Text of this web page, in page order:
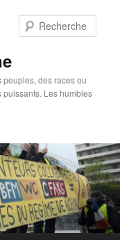
des races ou
Les humbles